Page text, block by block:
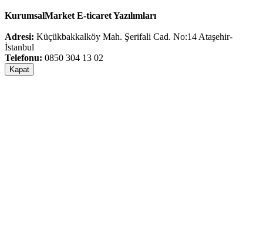
KurumsalMarket E-ticaret Yazılımları
Adresi: Küçükbakkalköy Mah. Şerifali Cad. No:14 Ataşehir-
İstanbul
Telefonu: 0850 304 13 02
Kapat